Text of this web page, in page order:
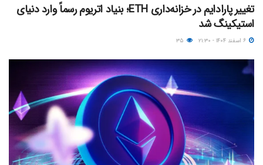
تغییر پارادایم در خزانه‌داری ETH؛ بنیاد اتریوم رسماً وارد دنیای
استیکینگ شد